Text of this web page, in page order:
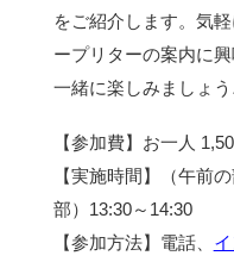
をご紹介します。気
ープリターの案内に
一緒に楽しみましょう
【参加費】お一人
【実施時間】（午前
部）13:30～14:30
【参加方法】電話、